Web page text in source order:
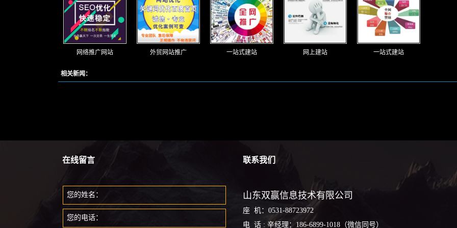
网络推广网站 外贸网站推广 一站式建站 网上建站 一站式建站
相关新闻：
在线留言
您的姓名：
您的电话：
联系我们
山东双赢信息技术有限公司
座 机：0531-88723972
电 话 : 辛经理：186-6899-1018（微信同号）